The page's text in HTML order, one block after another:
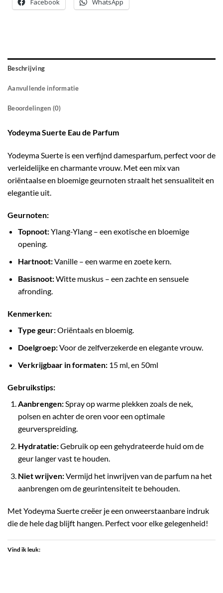
Facebook WhatsApp
Beschrijving
Aanvullende informatie
Beoordelingen (0)
Yodeyma Suerte Eau de Parfum
Yodeyma Suerte is een verfijnd damesparfum, perfect voor de
verleidelijke en charmante vrouw. Met een mix van
oriëntaalse en bloemige geurnoten straalt het sensualiteit en
elegantie uit.
Geurnoten:
Topnoot:Ylang-Ylang – een exotische en bloemige
opening.
Hartnoot:Vanille – een warme en zoete kern.
Basisnoot:Witte muskus – een zachte en sensuele
afronding.
Kenmerken:
Type geur:Oriëntaals en bloemig.
Doelgroep:Voor de zelfverzekerde en elegante vrouw.
Verkrijgbaar in formaten:15 ml, en 50ml
Gebruikstips:
Aanbrengen:Spray op warme plekken zoals de nek,
polsen en achter de oren voor een optimale
geurverspreiding.
Hydratatie:Gebruik op een gehydrateerde huid om de
geur langer vast te houden.
Niet wrijven:Vermijd het inwrijven van de parfum na het
aanbrengen om de geurintensiteit te behouden.
Met Yodeyma Suerte creëer je een onweerstaanbare indruk
die de hele dag blijft hangen. Perfect voor elke gelegenheid!
Vind ik leuk: